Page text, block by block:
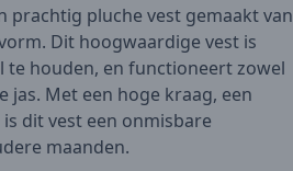
prachtig pluche vest gemaakt van
Dit hoogwaardige vest is
houden, en functioneert zowel
jas. Met een hoge kraag, een
dit vest een onmisbare
maanden.